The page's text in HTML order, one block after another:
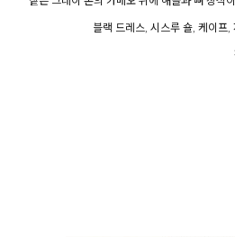
블랙 드레스, 시스루 숄, 케이프,